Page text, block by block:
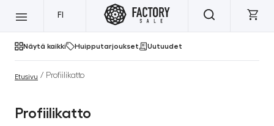
FI
Näytä kaikki Huipputarjoukset Uutuudet
Etusivu / Profiilikatto
Profiilikatto